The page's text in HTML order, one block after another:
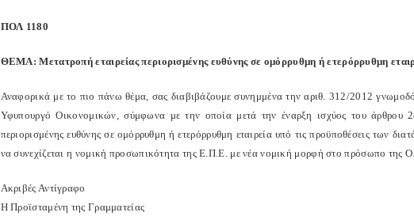
ΠΟΛ 1180
ΘΕΜΑ: Μετατροπή εταιρείας περιορισμένης ευθύνης σε ομόρρυθμη ή ετερόρρυθμη
Αναφορικά με το πιο πάνω θέμα, σας διαβιβάζουμε συνημμένα την αριθ. 312/2012
Υφυπουργό Οικονομικών, σύμφωνα με την οποία μετά την έναρξη ισχύος του άρθρου
περιορισμένης ευθύνης σε ομόρρυθμη ή ετερόρρυθμη εταιρεία υπό τις προϋποθέσεις των
να συνεχίζεται η νομική προσωπικότητα της Ε.Π.Ε. με νέα νομική μορφή στο πρόσωπο της
Ακριβές Αντίγραφο
Η Προϊσταμένη της Γραμματείας